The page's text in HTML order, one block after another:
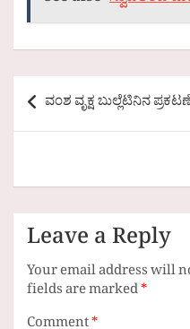
Post
navigation
ವಂಶ ವೃಕ್ಷ ಬುಲ್ಲೆಟಿನಿನ
Leave a Reply
Your email address will
fields are marked*